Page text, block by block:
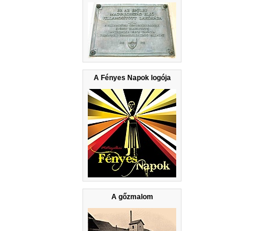
A Fényes Napok logója
A gőzmalom